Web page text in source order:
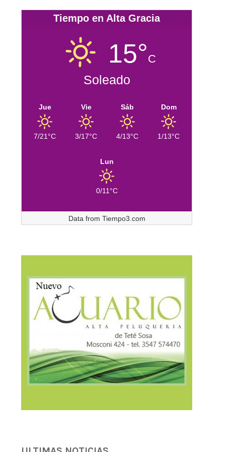
AMBIENTE: ÚLTIMOS DÍAS PARA
CONCLUIR TAREAS DE PODA
04/08/2026
Llaryora anunció una
$3.500 millones
Tiempo en Alta Gracia
15°C
Soleado
Jue
7/21°C
Vie
3/17°C
Sáb
4/13°C
Dom
1/13°C
Lun
0/11°C
Data from Tiempo3.com